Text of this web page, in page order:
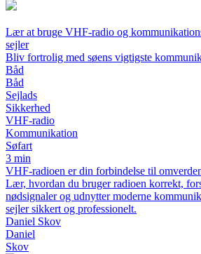
Lær at bruge VHF-radio og
sejler
Bliv fortrolig med søens vigtigste
Båd
Båd
Sejlads
Sikkerhed
VHF-radio
Kommunikation
Søfart
3 min
VHF-radioen er din forbindelse til
Lær, hvordan du bruger radioen korrekt,
nødsignaler og udnytter moderne
sejler sikkert og professionelt.
Daniel Skov
Daniel
Skov